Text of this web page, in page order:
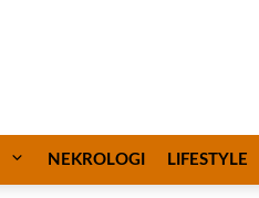
NEKROLOGI LIFESTYLE